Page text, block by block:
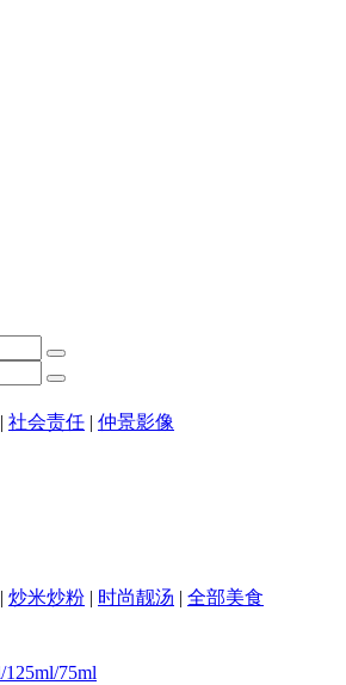
| 社会责任 | 仲景影像
| 炒米炒粉 | 时尚靓汤 | 全部美食